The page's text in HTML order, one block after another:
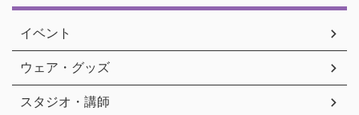
イベント
ウェア・グッズ
スタジオ・講師